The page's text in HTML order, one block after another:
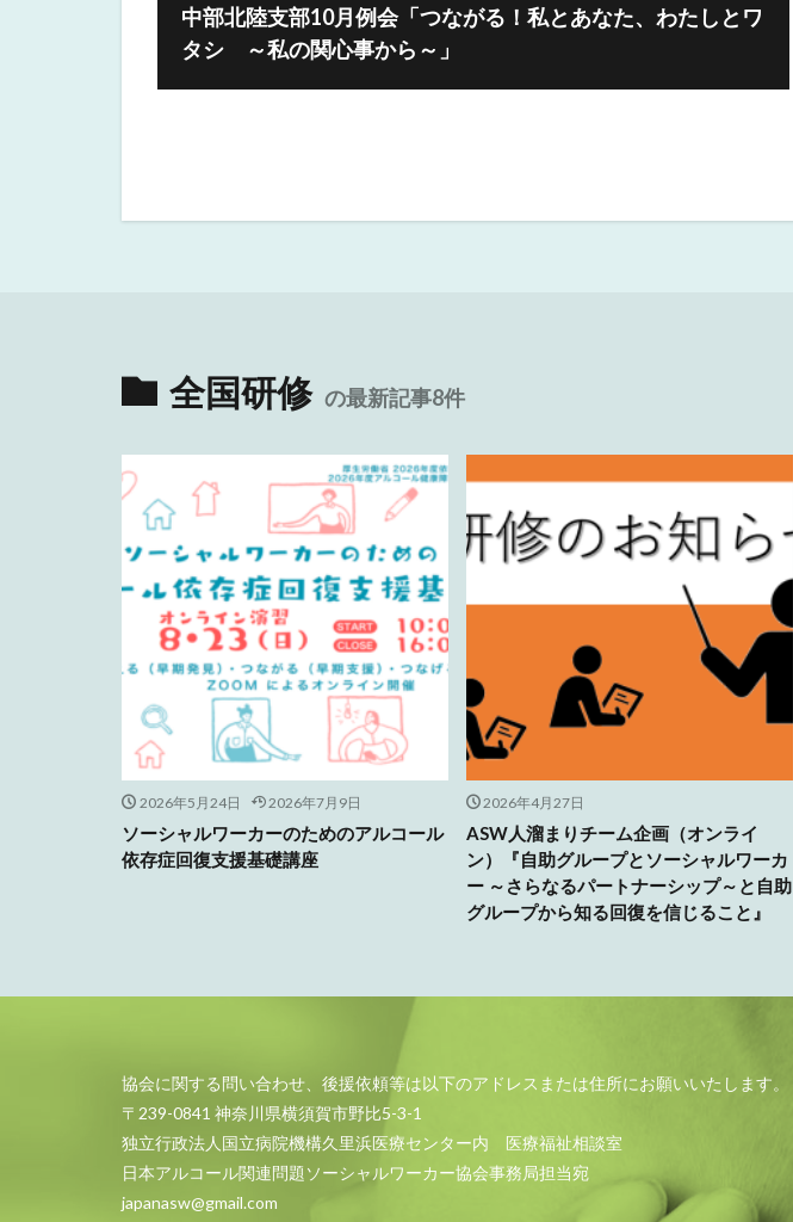
中部北陸支部10月例会「つながる！私とあなた、わたしとワ
タシ ～私の関心事から～」
全国研修 の最新記事8件
2026年5月24日 2026年7月9日
ソーシャルワーカーのためのアルコール
依存症回復支援基礎講座
2026年4月27日
ASW人溜まりチーム企画（オンライ
ン）『自助グループとソーシャルワーカ
ー ～さらなるパートナーシップ～と自助
グループから知る回復を信じること』
協会に関する問い合わせ、後援依頼等は以下のアドレスまたは住所にお願いいたします。
〒239-0841 神奈川県横須賀市野比5-3-1
独立行政法人国立病院機構久里浜医療センター内 医療福祉相談室
日本アルコール関連問題ソーシャルワーカー協会事務局担当宛
japanasw@gmail.com